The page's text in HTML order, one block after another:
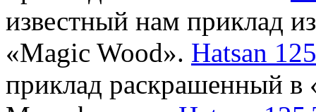
известный нам приклад
«Magic Wood». Hatsan
приклад раскрашенный в